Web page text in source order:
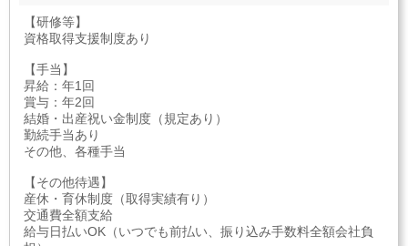
【研修等】
資格取得支援制度あり
【手当】
昇給：年1回
賞与：年2回
結婚・出産祝い金制度（規定あり）
勤続手当あり
その他、各種手当
【その他待遇】
産休・育休制度（取得実績有り）
交通費全額支給
給与日払いOK（いつでも前払い、振り込み手数料全額会社負